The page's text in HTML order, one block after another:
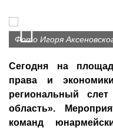
Prev
Фото Игоря
Сегодня на
права и
региональный
область».
команд